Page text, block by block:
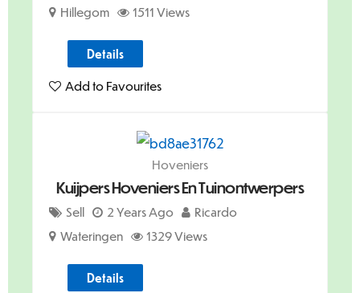
Hillegom
1511 Views
Details
Add to Favourites
Hoveniers
Kuijpers Hoveniers En Tuinontwerpers
Sell 2 Years Ago
Ricardo
Wateringen
1329 Views
Details